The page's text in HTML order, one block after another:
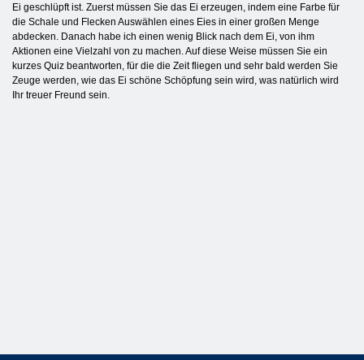
Ei geschlüpft ist. Zuerst müssen Sie das Ei erzeugen, indem eine Farbe für
die Schale und Flecken Auswählen eines Eies in einer großen Menge
abdecken. Danach habe ich einen wenig Blick nach dem Ei, von ihm
Aktionen eine Vielzahl von zu machen. Auf diese Weise müssen Sie ein
kurzes Quiz beantworten, für die die Zeit fliegen und sehr bald werden Sie
Zeuge werden, wie das Ei schöne Schöpfung sein wird, was natürlich wird
Ihr treuer Freund sein.